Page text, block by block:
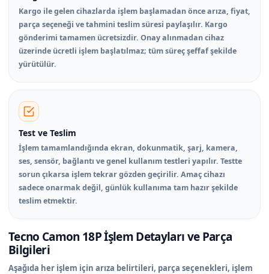
Kargo ile gelen cihazlarda işlem başlamadan önce arıza, fiyat,
parça seçeneği ve tahmini teslim süresi paylaşılır. Kargo
gönderimi tamamen ücretsizdir. Onay alınmadan cihaz
üzerinde ücretli işlem başlatılmaz; tüm süreç şeffaf şekilde
yürütülür.
Test ve Teslim
İşlem tamamlandığında ekran, dokunmatik, şarj, kamera,
ses, sensör, bağlantı ve genel kullanım testleri yapılır. Testte
sorun çıkarsa işlem tekrar gözden geçirilir. Amaç cihazı
sadece onarmak değil, günlük kullanıma tam hazır şekilde
teslim etmektir.
Tecno Camon 18P İşlem Detayları ve Parça
Bilgileri
Aşağıda her işlem için arıza belirtileri, parça seçenekleri, işlem